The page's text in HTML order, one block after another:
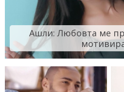
Ашли: Любовта ме